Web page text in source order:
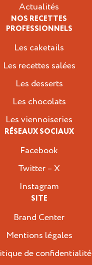
Actualités
NOS RECETTES
PROFESSIONNELS
Les caketails
Les recettes salées
Les desserts
Les chocolats
Les viennoiseries
RÉSEAUX SOCIAUX
Facebook
Twitter – X
Instagram
SITE
Brand Center
Mentions légales
de confidentialité